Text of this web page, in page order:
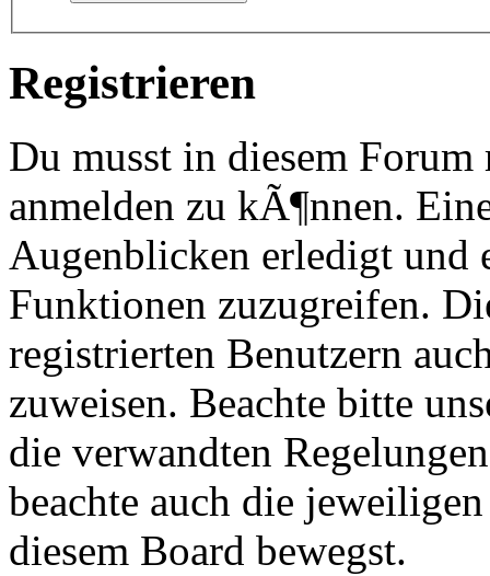
Registrieren
Du musst in diesem
anmelden zu kÃ¶nnen.
Augenblicken erledigt und
Funktionen zuzugreifen.
registrierten Benutzern
zuweisen. Beachte bitte
die verwandten
beachte auch die
diesem Board bewegst.